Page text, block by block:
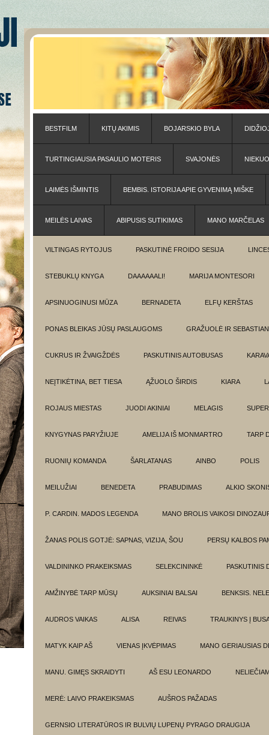
BESTFILM KITŲ AKIMIS BOJARSKIO BYLA
TURTINGIAUSIA PASAULIO MOTERIS SVAJONĖS
LAIMĖS IŠMINTIS BEMBIS. ISTORIJA APIE GYVENIMĄ MIŠKE
MEILĖS LAIVAS ABIPUSIS SUTIKIMAS MANO MARČELAS
VILTINGAS RYTOJUS PASKUTINĖ FROIDO SESIJA
STEBUKLŲ KNYGA DAAAAAALI! MARIJA MONTESORI
APSINUOGINUSI MŪZA BERNADETA ELFŲ KERŠTAS
PONAS BLEIKAS JŪSŲ PASLAUGOMS GRAŽUOLĖ IR
CUKRUS IR ŽVAIGŽDĖS PASKUTINIS AUTOBUSAS
NEĮTIKĖTINA, BET TIESA ĄŽUOLO ŠIRDIS KIARA
ROJAUS MIESTAS JUODI AKINIAI MELAGIS
KNYGYNAS PARYŽIUJE AMELIJA IŠ MONMARTRO TARP
RUONIŲ KOMANDA ŠARLATANAS AINBO POLIS
MEILUŽIAI BENEDETA PRABUDIMAS ALKIO
P. CARDIN. MADOS LEGENDA MANO BROLIS VAIKOSI
ŽANAS POLIS GOTJĖ: SAPNAS, VIZIJA, ŠOU PERSŲ KALBOS
VALDININKO PRAKEIKSMAS SELEKCININKĖ PASKUTINIS
AMŽINYBĖ TARP MŪSŲ AUKSINIAI BALSAI BENKSIS.
AUDROS VAIKAS ALISA REIVAS TRAUKINYS Į
MATYK KAIP AŠ VIENAS ĮKVĖPIMAS MANO GERIAUSIAS
MANU. GIMĘS SKRAIDYTI AŠ ESU LEONARDO
MERĖ: LAIVO PRAKEIKSMAS AUŠROS PAŽADAS
GERNSIO LITERATŪROS IR BULVIŲ LUPENŲ PYRAGO DRAUGIJA